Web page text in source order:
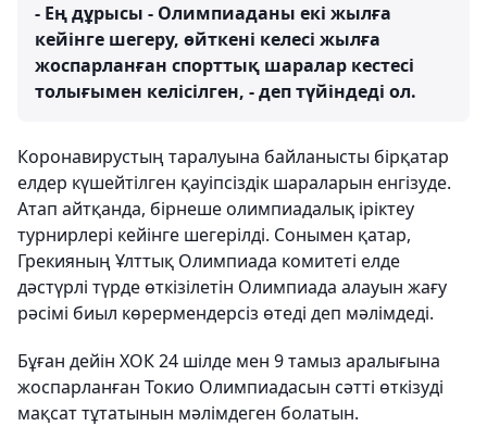
- Ең дұрысы - Олимпиаданы екі жылға
кейінге шегеру, өйткені келесі жылға
жоспарланған спорттық шаралар кестесі
толығымен келісілген, - деп түйіндеді ол.
Коронавирустың таралуына байланысты бірқатар
елдер күшейтілген қауіпсіздік шараларын енгізуде.
Атап айтқанда, бірнеше олимпиадалық іріктеу
турнирлері кейінге шегерілді. Сонымен қатар,
Грекияның Ұлттық Олимпиада комитеті елде
дәстүрлі түрде өткізілетін Олимпиада алауын жағу
рәсімі биыл көрермендерсіз өтеді деп мәлімдеді.
Бұған дейін ХОК 24 шілде мен 9 тамыз аралығына
жоспарланған Токио Олимпиадасын сәтті өткізуді
мақсат тұтатынын мәлімдеген болатын.